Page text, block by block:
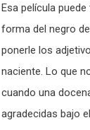
Esa película
forma del negro
ponerle los
naciente. Lo que
cuando una
agradecidas bajo